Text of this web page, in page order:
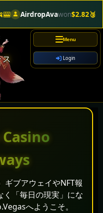
AirdropAvawon$2.82🥉🎰
Menu
Login
ギブアウェイやNFT報
く「毎日の現実」にな
へようこそ。